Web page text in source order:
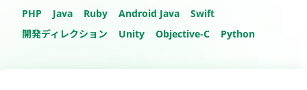
PHP Java Ruby Android Java
Swift
開発ディレクション
Unity Objective-C Python